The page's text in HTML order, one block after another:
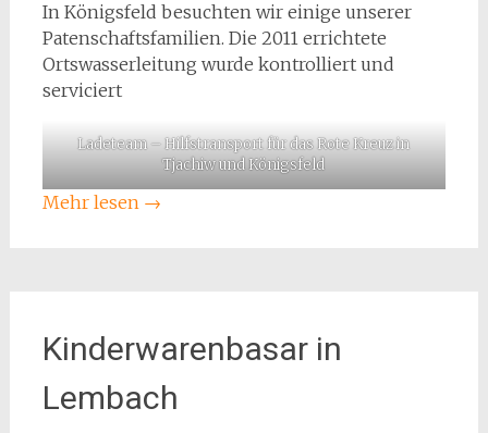
In Königsfeld besuchten wir einige unserer
Patenschaftsfamilien. Die 2011 errichtete
Ortswasserleitung wurde kontrolliert und
serviciert
Ladeteam – Hilfstransport für das Rote Kreuz in
Tjachiw und Königsfeld
Mehr lesen →
Kinderwarenbasar in
Lembach